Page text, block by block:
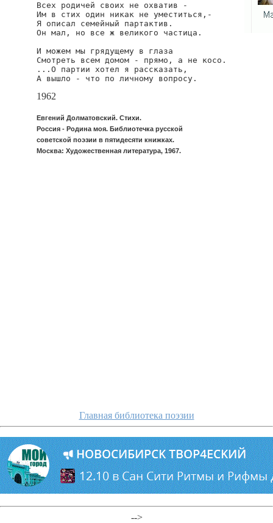
Всех родичей своих не охватив -
Им в стих один никак не уместиться,-
Я описал семейный партактив.
Он мал, но все ж великого частица.
И можем мы грядущему в глаза
Смотреть всем домом - прямо, а не косо.
...О партии хотел я рассказать,
А вышло - что по личному вопросу.
1962
Евгений Долматовский. Стихи.
Россия - Родина моя. Библиотечка русской
советской поэзии в пятидесяти книжках.
Москва: Художественная литература, 1967.
Главная библиотека поэзии
-->